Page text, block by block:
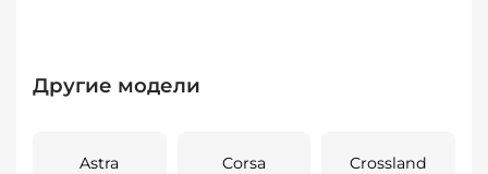
Другие модели
Astra Corsa Crossland